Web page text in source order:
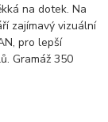
na dotek. Na
zajímavý vizuální
pro lepší
Gramáž 350